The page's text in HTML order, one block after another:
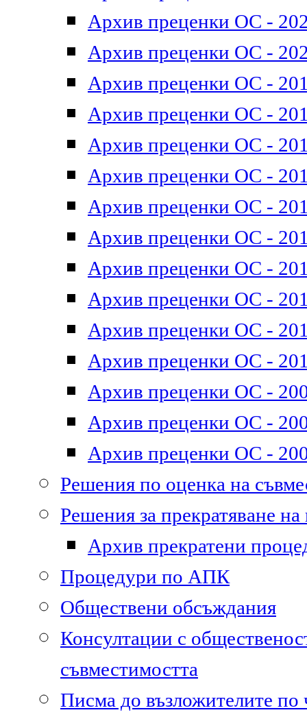
Архив преценки ОС -
Архив преценки ОС -
Архив преценки ОС -
Архив преценки ОС -
Архив преценки ОС -
Архив преценки ОС -
Архив преценки ОС -
Архив преценки ОС -
Архив преценки ОС -
Архив преценки ОС -
Архив преценки ОС -
Архив преценки ОС -
Архив преценки ОС -
Архив преценки ОС -
Архив преценки ОС -
Решения по оценка на
Решения за прекратяване
Архив прекратени
Процедури по АПК
Обществени обсъждания
Консултации с
съвместимостта
Писма до възложителите по